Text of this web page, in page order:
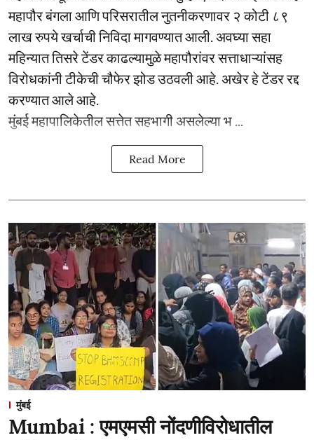
महापौर बंगला आणि परिसरातील नुतनीकरणावर २ कोटी ८९
लाख रुपये खर्चाची निविदा मागवण्यात आली. अवघ्या सहा
महिन्यात तिसरे टेंडर काढल्यामुळे महापौरांवर सत्ताधाऱ्यांसह
विरोधकांनी टीकेची चौफेर झोड उठवली आहे. अखेर हे टेंडर रद्द
करण्यात आले आहे.
मुंबई महापालिकेतील सत्तेत सहभागी असलेल्या भ ...
Read More
मुंबई
Mumbai : एमएमसी नोंदणीविरोधातील